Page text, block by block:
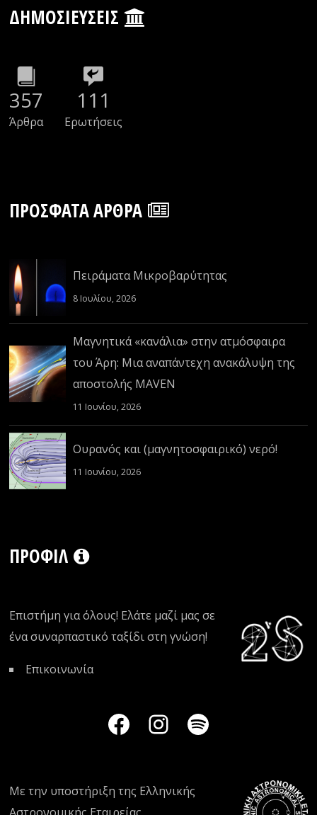
ΔΗΜΟΣΙΕΎΣΕΙΣ
357
Άρθρα
111
Ερωτήσεις
ΠΡΌΣΦΑΤΑ ΆΡΘΡΑ
Πειράματα Μικροβαρύτητας
8 Ιουλίου, 2026
Μαγνητικά «κανάλια» στην ατμόσφαιρα
του Άρη: Μια αναπάντεχη ανακάλυψη της
αποστολής MAVEN
11 Ιουνίου, 2026
Ουρανός και (μαγνητοσφαιρικό) νερό!
11 Ιουνίου, 2026
ΠΡΟΦΊΛ
Επιστήμη για όλους! Ελάτε μαζί μας σε
ένα συναρπαστικό ταξίδι στη γνώση!
Επικοινωνία
Με την υποστήριξη της Ελληνικής